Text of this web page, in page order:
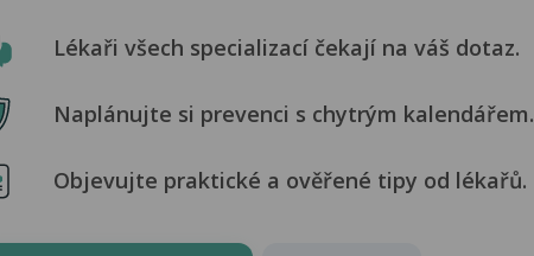
Lékaři všech specializací čekají na váš dotaz.
Naplánujte si prevenci s chytrým kalendářem.
Objevujte praktické a ověřené tipy od lékařů.